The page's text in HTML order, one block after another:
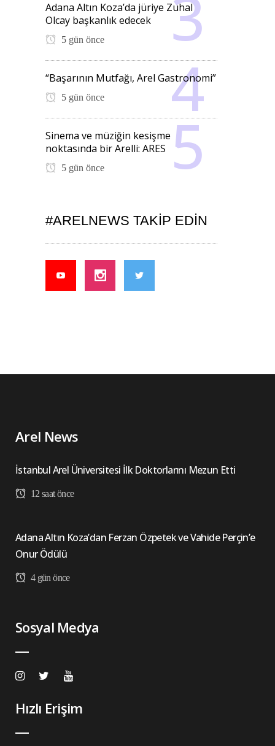
Adana Altın Koza’da jüriye Zuhal
Olcay başkanlık edecek
5 gün önce
“Başarının Mutfağı, Arel Gastronomi”
5 gün önce
Sinema ve müziğin kesişme
noktasında bir Arelli: ARES
5 gün önce
#ARELNEWS TAKIP EDIN
Arel News
İstanbul Arel Üniversitesi İlk Doktorlarını Mezun Etti
12 saat önce
Adana Altın Koza’dan Ferzan Özpetek ve Vahide Perçin’e
Onur Ödülü
4 gün önce
Sosyal Medya
Hızlı Erişim